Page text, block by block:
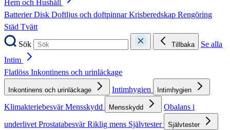
Hem och Hushåll
BatterierDisk Doftljus och doftpinnarKrisberedskap Rengöring
Städ Tvätt
Sök
Tillbaka
Se alla
Intim
Flatlöss Inkontinens och urinläckage
Inkontinens och urinläckage Intimhygien Intimhygien
KlimakteriebesvärMensskydd Mensskydd
Obalans i
underlivetProstatabesvärRiklig mens Självtester Självtester